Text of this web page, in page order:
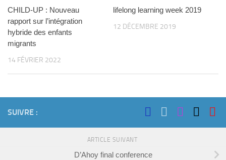
CHILD-UP : Nouveau
rapport sur l’intégration
hybride des enfants
migrants
14 FÉVRIER 2022
lifelong learning week 2019
12 DÉCEMBRE 2019
SUIVRE :
ARTICLE SUIVANT
D’Ahoy final conference